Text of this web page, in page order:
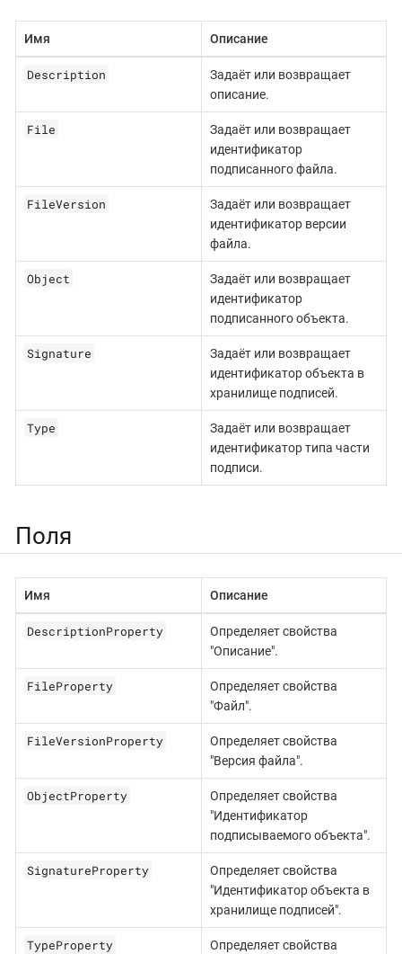
Имя Описание
Description
Задаёт или возвращает
описание.
File
Задаёт или возвращает
идентификатор
подписанного файла.
FileVersion
Задаёт или возвращает
идентификатор версии
файла.
Object
Задаёт или возвращает
идентификатор
подписанного объекта.
Signature
Задаёт или возвращает
идентификатор объекта в
хранилище подписей.
Type
Задаёт или возвращает
идентификатор типа части
подписи.
Поля
Имя Описание
DescriptionProperty
Определяет свойства
"Описание".
FileProperty
Определяет свойства
"Файл".
FileVersionProperty
Определяет свойства
"Версия файла".
ObjectProperty
Определяет свойства
"Идентификатор
подписываемого объекта".
SignatureProperty
Определяет свойства
"Идентификатор объекта в
хранилище подписей".
TypeProperty Определяет свойства